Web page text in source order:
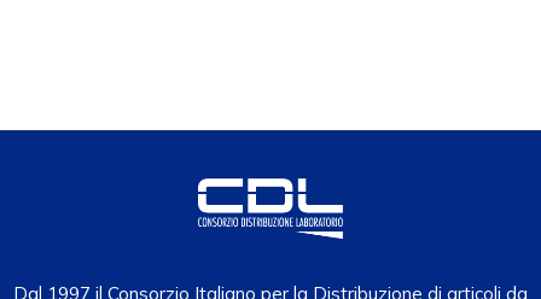
Dal 1997 il Consorzio Italiano per la Distribuzione di articoli da